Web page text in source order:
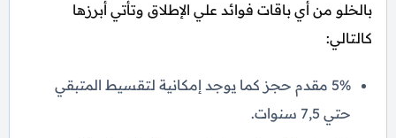
بالخلو من أي باقات فوائد علي الإطلاق وتأتي أبرزها
كالتالي:
5% مقدم حجز كما يوجد إمكانية لتقسيط المتبقي
حتي 7,5 سنوات.